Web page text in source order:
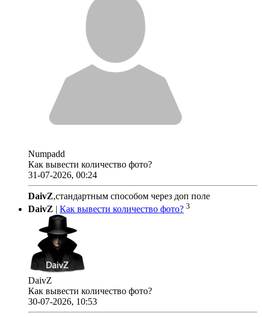
Numpadd
Как вывести количество фото?
31-07-2026, 00:24
DaivZ,стандартным способом через доп поле
DaivZ | Как вывести количество фото? 3
DaivZ
Как вывести количество фото?
30-07-2026, 10:53